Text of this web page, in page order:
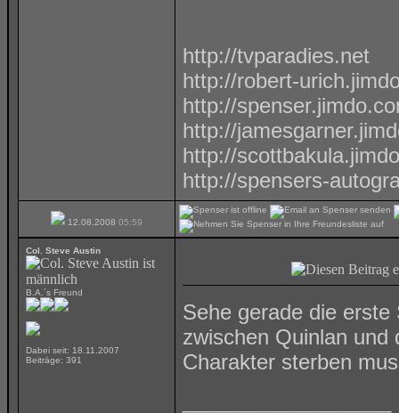
http://tvparadies.net
http://robert-
http://
http://
http://
http://spensers-
12.08.2008 05:59
Col. Steve Austin
B.A.´s Freund
Dabei seit: 18.11.2007
Beiträge: 391
Sehe gerade die
zwischen Quinlan und
Charakter sterben